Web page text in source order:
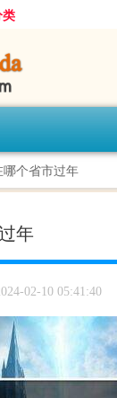
个省市过年
年
02-10 05:41:40